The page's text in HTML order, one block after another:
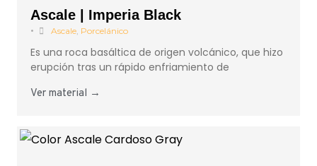
Ascale | Imperia Black
• Ascale, Porcelánico
Es una roca basáltica de origen volcánico, que hizo
erupción tras un rápido enfriamiento de
Ver material →